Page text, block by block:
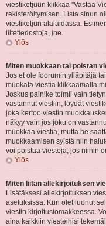
viestiketjuun klikkaa "Vastaa
rekisteröitymisen. Lista sinun
viestiketjun alalaidassa.
liitetiedostoja, jne.
Ylös
Miten muokkaan tai poistan
Jos et ole foorumin ylläpitäjä
muokata viestiä klikkaamalla
Joskus painike toimii vain
vastannut viestiin, löydät
joka kertoo viestin
näkyy vain jos joku on
muokkaa viestiä, mutta he
muokkaamisen syistä niin
voi poistaa viestejä, jos niihin
Ylös
Miten liitän allekirjoituksen
Lisätäksesi allekirjoituksen
asetuksissa. Kun olet luonut
viestin kirjoituslomakkeessa.
aina kaikkiin viesteihisi